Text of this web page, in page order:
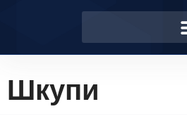
Шкупи